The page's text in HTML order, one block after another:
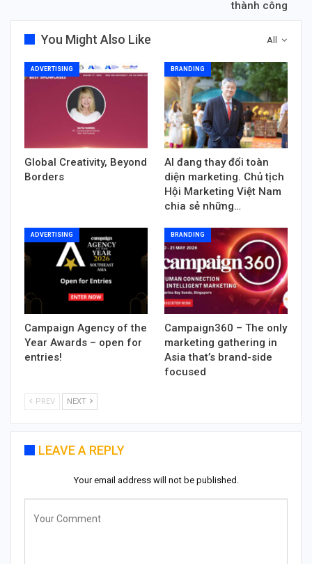
thành công
All
You Might Also Like
ADVERTISING
Global Creativity, Beyond
Borders
BRANDING
AI đang thay đổi toàn
diện marketing. Chủ tịch
Hội Marketing Việt Nam
chia sẻ những…
ADVERTISING
Campaign Agency of the
Year Awards – open for
entries!
BRANDING
Campaign360 – The only
marketing gathering in
Asia that’s brand-side
focused
PREV NEXT
LEAVE A REPLY
Your email address will not be published.